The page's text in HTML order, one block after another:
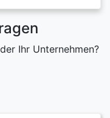
Ihr Unternehmen?